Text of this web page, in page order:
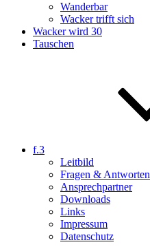
Wanderbar
Wacker trifft sich
Wacker wird 30
Tauschen
f.3
Leitbild
Fragen & Antworten
Ansprechpartner
Downloads
Links
Impressum
Datenschutz